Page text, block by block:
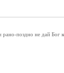
поздно не дай Бог